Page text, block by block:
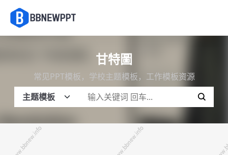
甘特圖
常见PPT模板，学校主题模板，工作模板资源